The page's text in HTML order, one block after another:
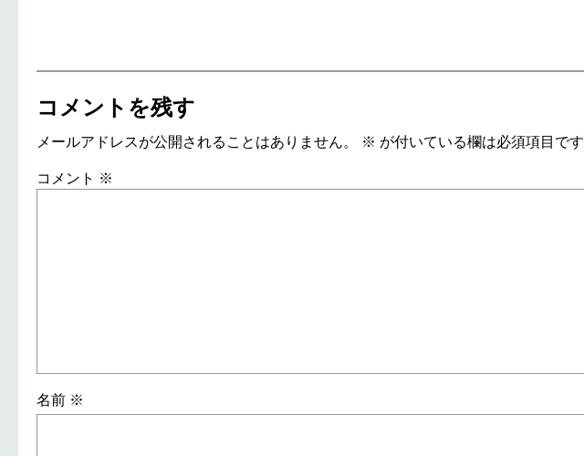
コメントを残す
メールアドレスが公開されることはありません。 ※ が付いている欄は必須項目です
コメント ※
名前 ※